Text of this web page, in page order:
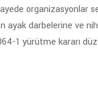
organizasyonlar
darbelerine ve
1 yürütme kararı